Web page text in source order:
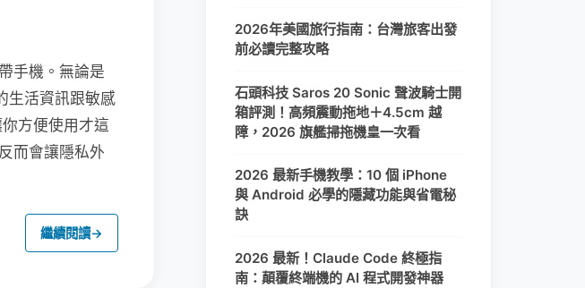
手機。無論是
生活資訊跟敏感
方便使用才這
而會讓隱私外
繼續閱讀→
2026年美國旅行指南：台灣旅客出發
前必讀完整攻略
石頭科技 Saros 20 Sonic 聲波騎士開
箱評測！高頻震動拖地＋4.5cm 越
障，2026 旗艦掃拖機皇一次看
2026 最新手機教學：10 個 iPhone
與 Android 必學的隱藏功能與省電秘
訣
2026 最新！Claude Code 終極指
南：顛覆終端機的 AI 程式開發神器